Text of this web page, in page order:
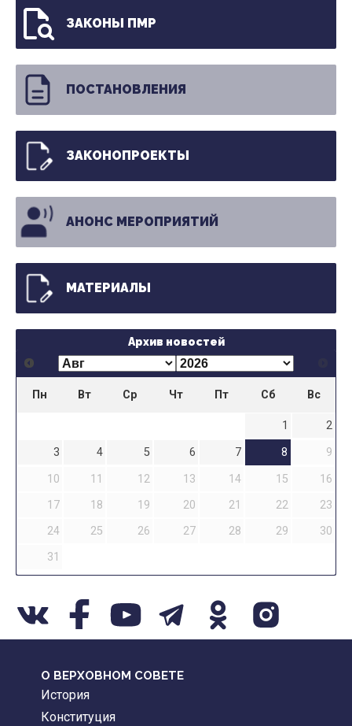
ЗАКОНЫ ПМР
ПОСТАНОВЛЕНИЯ
ЗАКОНОПРОЕКТЫ
АНОНС МЕРОПРИЯТИЙ
МАТЕРИАЛЫ
Архив новостей
Пн Вт Ср Чт Пт Сб Вс
1
2
3
4 5 6 7 8
9
10
11 12 13 14 15
16
17
18 19 20 21 22
23
24
25 26 27 28 29
30
31
О ВЕРХОВНОМ СОВЕТЕ
История
Конституция